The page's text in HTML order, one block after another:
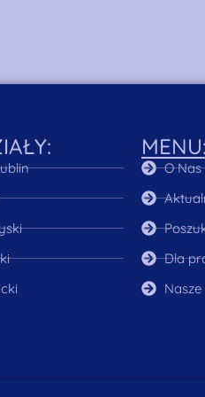
MENU:
O Nas
Dla
Nasze